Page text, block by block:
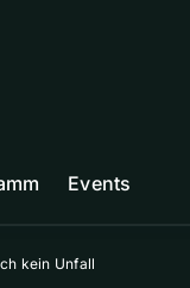
Events
kein Unfall